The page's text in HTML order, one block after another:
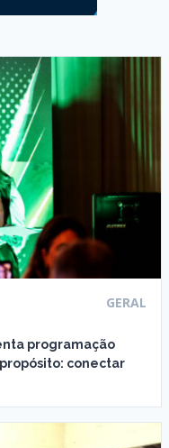
GERAL
programação
conectar